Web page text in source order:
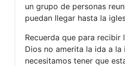
un grupo de personas
puedan llegar hasta la
Recuerda que para recibir
Dios no amerita la ida a la
necesitamos tener que